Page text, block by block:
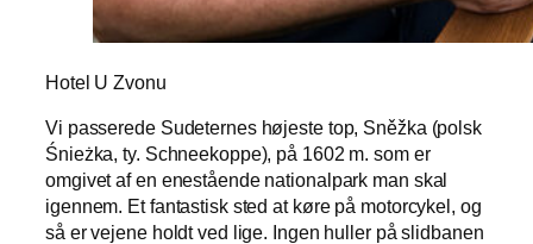
Hotel U Zvonu
Vi passerede Sudeternes højeste top, Sněžka (polsk
Śnieżka, ty. Schneekoppe), på 1602 m. som er
omgivet af en enestående nationalpark man skal
igennem. Et fantastisk sted at køre på motorcykel, og
så er vejene holdt ved lige. Ingen huller på slidbanen